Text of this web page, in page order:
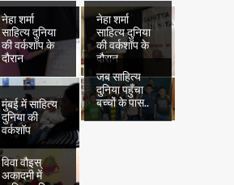
नेहा शर्मा
साहित्य दुनिया
की वर्कशॉप के
दौरान
नेहा शर्मा
साहित्य दुनिया
की वर्कशॉप के
दौरान
मुंबई में साहित्य
दुनिया की
वर्कशॉप
जब साहित्य
दुनिया पहुँचा
बच्चों के पास..
विवा वौइस्
अकादमी में